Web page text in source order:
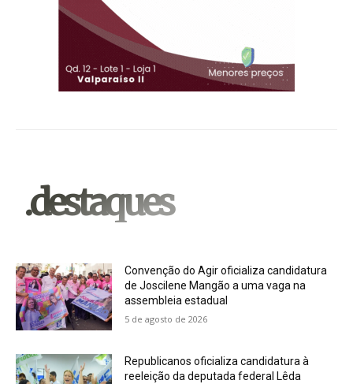
.destaques
Convenção do Agir oficializa candidatura
de Joscilene Mangão a uma vaga na
assembleia estadual
5 de agosto de 2026
Republicanos oficializa candidatura à
reeleição da deputada federal Lêda